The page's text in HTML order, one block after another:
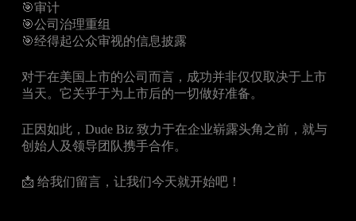
🎯审计
🎯公司治理重组
🎯经得起公众审视的信息披露
对于在美国上市的公司而言，成功并非仅仅取决于上市
当天。它关乎于为上市后的一切做好准备。
正因如此，Dude Biz 致力于在企业崭露头角之前，就与
创始人及领导团队携手合作。
📩 给我们留言，让我们今天就开始吧！